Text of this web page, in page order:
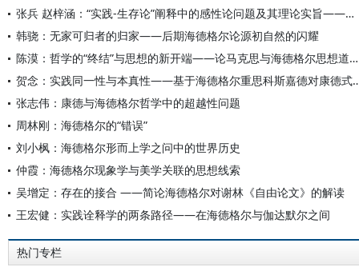
张兵 赵梓涵：“实践-生存论”阐释中的感性论问题及其理论实旨——马克思存在论的海德格尔式诠释再检视
韩骁：无家可归者的归家——后期海德格尔论源初自然的闪耀
陈漠：哲学的“终结”与思想的新开端——论马克思与海德格尔思想道路的共同基点及差异
贺念：实践同一性与本真性——基于海
张志伟：康德与海德格尔哲学中的超越性问题
周林刚：海德格尔的“错误”
刘小枫：海德格尔形而上学之问中的世界历史
仲霞：海德格尔现象学与美学关联的思想线索
吴增定：存在的接合 ——简论海德格尔对谢林《自由论文》的解读
王宏健：实践诠释学的两条路径——在海德格尔与伽达默尔之间
热门专栏